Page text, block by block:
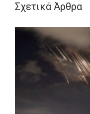
Σχετικά Άρθρα